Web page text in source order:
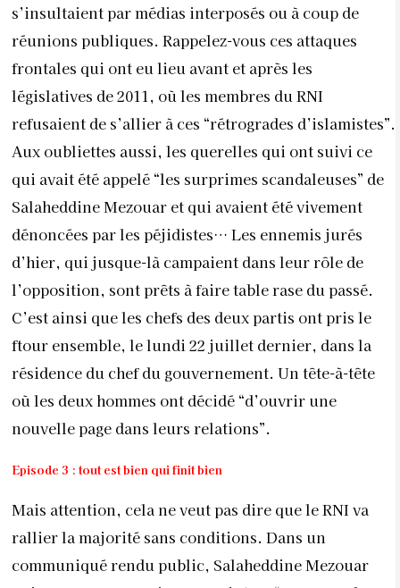
s’insultaient par médias interposés ou à coup de
réunions publiques. Rappelez-vous ces attaques
frontales qui ont eu lieu avant et après les
législatives de 2011, où les membres du RNI
refusaient de s’allier à ces “rétrogrades d’islamistes”.
Aux oubliettes aussi, les querelles qui ont suivi ce
qui avait été appelé “les surprimes scandaleuses” de
Salaheddine Mezouar et qui avaient été vivement
dénoncées par les péjidistes… Les ennemis jurés
d’hier, qui jusque-là campaient dans leur rôle de
l’opposition, sont prêts à faire table rase du passé.
C’est ainsi que les chefs des deux partis ont pris le
ftour ensemble, le lundi 22 juillet dernier, dans la
résidence du chef du gouvernement. Un tête-à-tête
où les deux hommes ont décidé “d’ouvrir une
nouvelle page dans leurs relations”.
Episode 3 : tout est bien qui finit bien
Mais attention, cela ne veut pas dire que le RNI va
rallier la majorité sans conditions. Dans un
communiqué rendu public, Salaheddine Mezouar